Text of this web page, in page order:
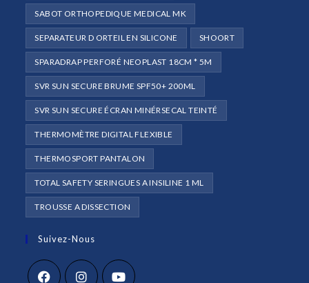
SABOT ORTHOPEDIQUE MEDICAL MK
SEPARATEUR D ORTEIL EN SILICONE SHOORT
SPARADRAP PERFORÉ NEOPLAST 18CM * 5M
SVR SUN SECURE BRUME SPF50+ 200ML
SVR SUN SECURE ÉCRAN MINÉRSECAL TEINTÉ
THERMOMÈTRE DIGITAL FLEXIBLE
THERMOSPORT PANTALON
TOTAL SAFETY SERINGUES A INSILINE 1 ML
TROUSSE A DISSECTION
Suivez-Nous